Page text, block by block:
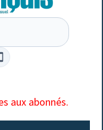
aux abonnés.